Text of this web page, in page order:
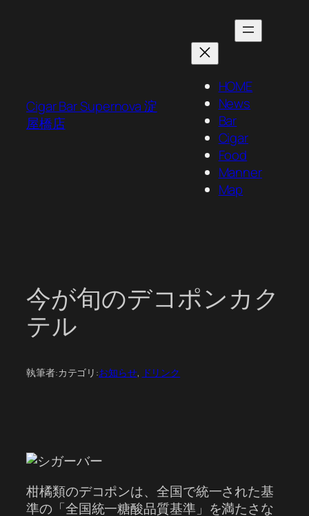
Cigar Bar Supernova 淀
屋橋店
HOME
News
Bar
Cigar
Food
Manner
Map
今が旬のデコポンカク
テル
執筆者:カテゴリ:お知らせ, ドリンク
柑橘類のデコポンは、全国で統一された基
準の「全国統一糖酸品質基準」を満たさな